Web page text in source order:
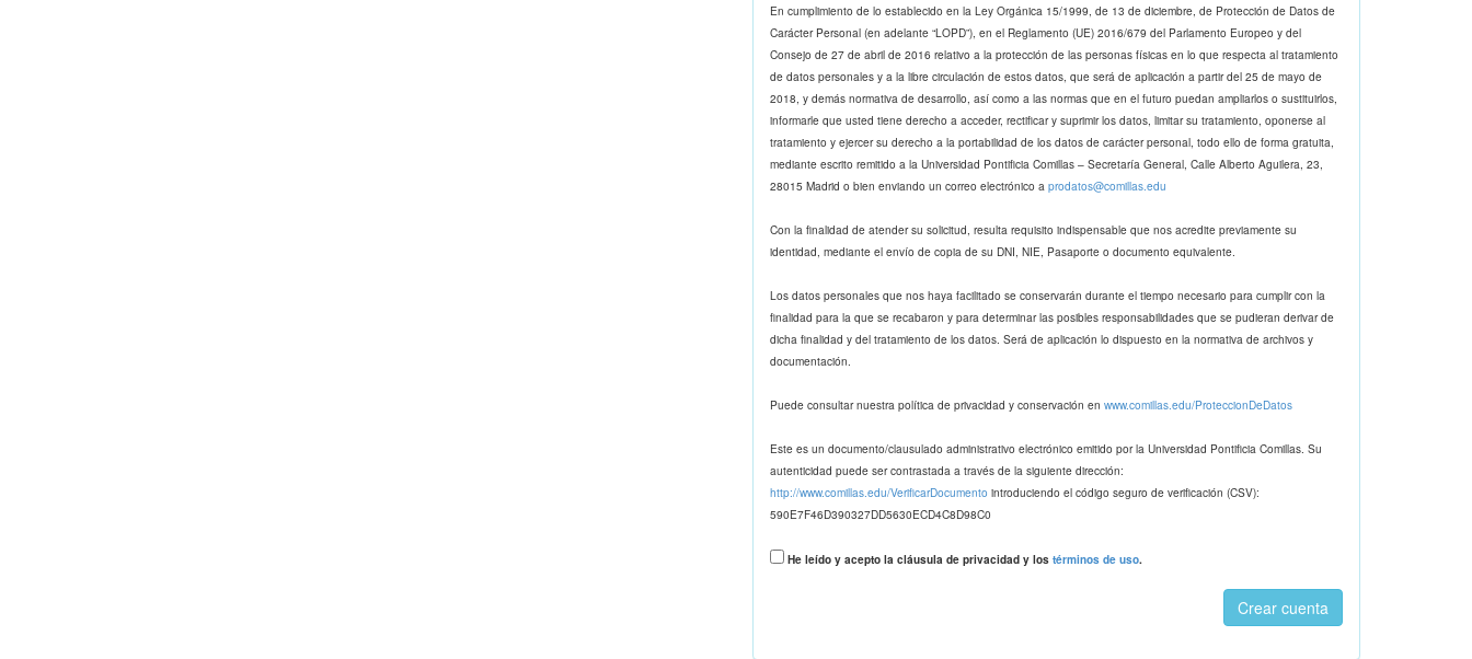
En cumplimiento de lo establecido en la Ley Orgánica 15/1999, de 13 de diciembre, de Protección de Datos de
Carácter Personal (en adelante “LOPD”), en el Reglamento (UE) 2016/679 del Parlamento Europeo y del
Consejo de 27 de abril de 2016 relativo a la protección de las personas físicas en lo que respecta al tratamiento
de datos personales y a la libre circulación de estos datos, que será de aplicación a partir del 25 de mayo de
2018, y demás normativa de desarrollo, así como a las normas que en el futuro puedan ampliarlos o sustituirlos,
informarle que usted tiene derecho a acceder, rectificar y suprimir los datos, limitar su tratamiento, oponerse al
tratamiento y ejercer su derecho a la portabilidad de los datos de carácter personal, todo ello de forma gratuita,
mediante escrito remitido a la Universidad Pontificia Comillas – Secretaría General, Calle Alberto Aguilera, 23,
28015 Madrid o bien enviando un correo electrónico a prodatos@comillas.edu
Con la finalidad de atender su solicitud, resulta requisito indispensable que nos acredite previamente su
identidad, mediante el envío de copia de su DNI, NIE, Pasaporte o documento equivalente.
Los datos personales que nos haya facilitado se conservarán durante el tiempo necesario para cumplir con la
finalidad para la que se recabaron y para determinar las posibles responsabilidades que se pudieran derivar de
dicha finalidad y del tratamiento de los datos. Será de aplicación lo dispuesto en la normativa de archivos y
documentación.
Puede consultar nuestra política de privacidad y conservación en www.comillas.edu/ProteccionDeDatos
Este es un documento/clausulado administrativo electrónico emitido por la Universidad Pontificia Comillas. Su
autenticidad puede ser contrastada a través de la siguiente dirección:
http://www.comillas.edu/VerificarDocumento introduciendo el código seguro de verificación (CSV):
590E7F46D390327DD5630ECD4C8D98C0
He leído y acepto la cláusula de privacidad y los términos de uso.